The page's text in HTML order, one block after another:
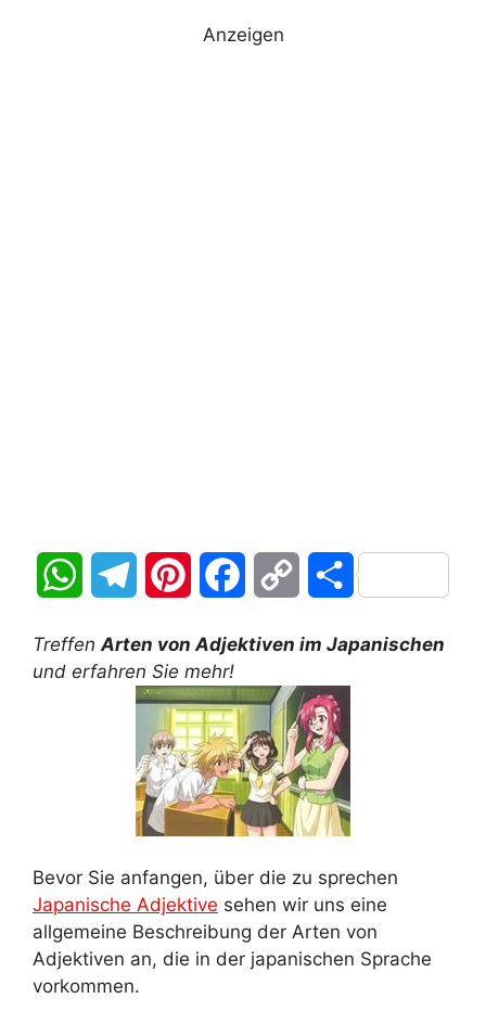
Anzeigen
W
a
p
l
g
r
m
n
t
e
r
s
t
e
b
o
k
y
L
i
k
T
TreffenArten von Adjektiven im Japanischen
und erfahren Sie mehr!
Bevor Sie anfangen, über die zu sprechen
Japanische Adjektive sehen wir uns eine
allgemeine Beschreibung der Arten von
Adjektiven an, die in der japanischen Sprache
vorkommen.